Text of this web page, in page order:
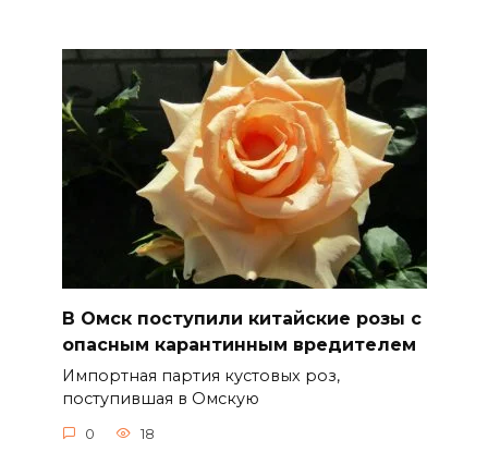
В Омск поступили китайские розы с
опасным карантинным вредителем
Импортная партия кустовых роз,
поступившая в Омскую
0 18